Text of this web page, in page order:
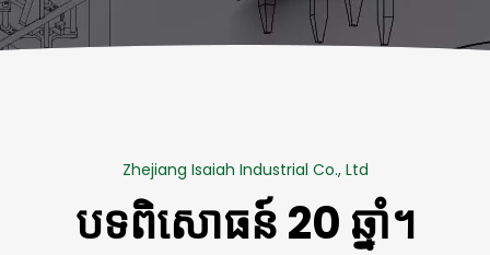
Zhejiang Isaiah Industrial Co., Ltd
បទពិសោធន៍ 20 ឆ្នាំ។